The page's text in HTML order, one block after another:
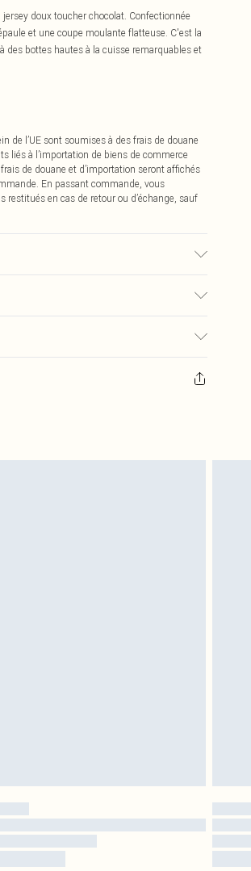
doux toucher chocolat. Confectionnée
et une coupe moulante flatteuse. C'est la
des bottes hautes à la cuisse remarquables et
de l’UE sont soumises à des frais de douane
liés à l’importation de biens de commerce
de douane et d’importation seront affichés
En passant commande, vous
en cas de retour ou d’échange, sauf
€9.99
les bijoux pour piercings, les jouets
de lit, les matelas, les surmatelas et les